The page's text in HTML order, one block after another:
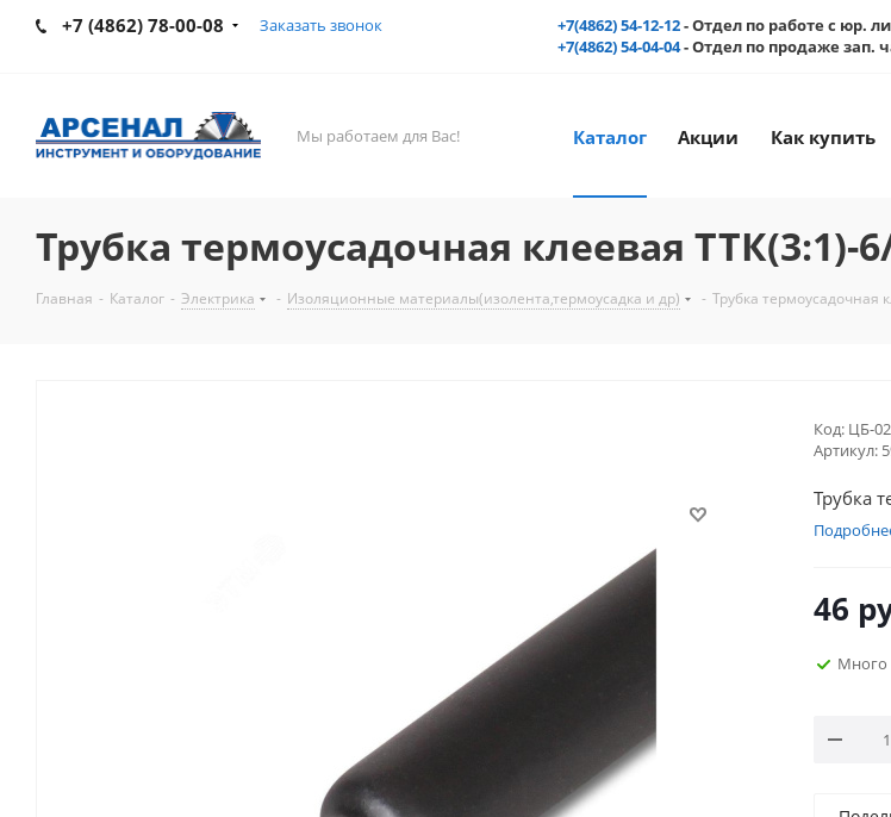
+7 (4862) 78-00-08 Заказать звонок +7(4862) 54-12-12- Отдел по работе с юр.
+7(4862) 54-04-04- Отдел по продаже зап.
Мы работаем для Вас! Каталог Акции Как купить
Трубка термоусадочная клеевая ТТК(3:1)-
Главная - Каталог - Электрика - Изоляционные материалы(изолента,термоусадка и др) - Трубка термоусадочная
Код: ЦБ-
Артикул:
Трубка
46
Много